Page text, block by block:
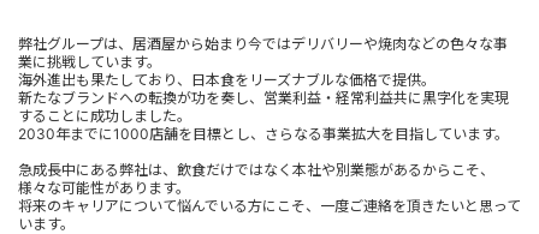
弊社グループは、居酒屋から始まり今ではデリバリーや焼肉などの色々な事
業に挑戦しています。
海外進出も果たしており、日本食をリーズナブルな価格で提供。
新たなブランドへの転換が功を奏し、営業利益・経常利益共に黒字化を実現
することに成功しました。
2030年までに1000店舗を目標とし、さらなる事業拡大を目指しています。
急成長中にある弊社は、飲食だけではなく本社や別業態があるからこそ、
様々な可能性があります。
将来のキャリアについて悩んでいる方にこそ、一度ご連絡を頂きたいと思って
います。